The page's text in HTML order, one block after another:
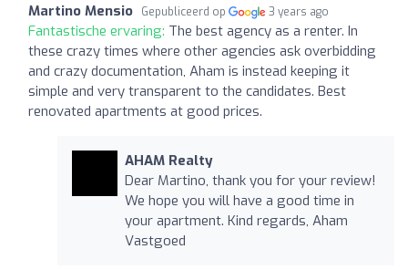
Martino Mensio Gepubliceerd op 3 years ago
Fantastische ervaring: The best agency as a renter. In
these crazy times where other agencies ask overbidding
and crazy documentation, Aham is instead keeping it
simple and very transparent to the candidates. Best
renovated apartments at good prices.
AHAM Realty
Dear Martino, thank you for your review!
We hope you will have a good time in
your apartment. Kind regards, Aham
Vastgoed